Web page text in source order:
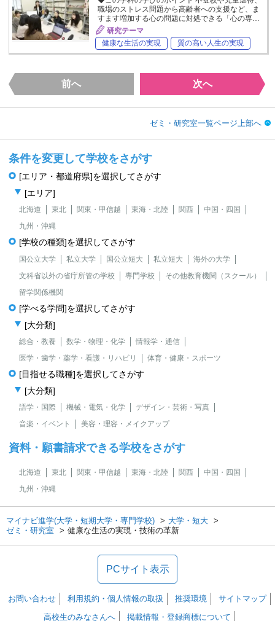
職場のストレス問題から高齢者への支援など、ま
すます増加する心の問題に対処できる「心の専…
研究テーマ
健康な生活の実現
質の高い人生の実現
前へ 次へ
ゼミ・研究室一覧ページ上部へ
条件を変更して学校をさがす
[エリア・都道府県]を選択してさがす
[エリア]
北海道 東北 関東・甲信越 東海・北陸 関西
中国・四国
九州・沖縄
[学校の種類]を選択してさがす
国公立大学 私立大学 国公立短大 私立短大
海外の大学
文科省以外の省庁所管の学校
専門学校
その他教育機関（スクール）
留学関係機関
[学べる学問]を選択してさがす
[大分類]
総合・教養 数学・物理・化学
情報学・通信
医学・歯学・薬学・看護・リハビリ
体育・健康・スポーツ
[目指せる職種]を選択してさがす
[大分類]
語学・国際 機械・電気・化学
デザイン・芸術・写真
音楽・イベント
美容・理容・メイクアップ
資料・願書請求できる学校をさがす
北海道 東北 関東・甲信越 東海・北陸 関西
中国・四国
九州・沖縄
マイナビ進学(大学・短期大学・専門学校)
大学・短大
ゼミ・研究室
健康な生活の実現・技術の革新
PCサイト表示
お問い合わせ 利用規約・個人情報の取扱 推奨環境
サイトマップ
高校生のみなさんへ
掲載情報・登録商標について